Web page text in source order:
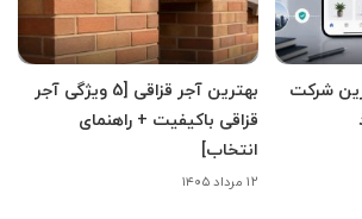
شرکت
بهترین آجر قزاقی [5 ویژگی آجر
قزاقی باکیفیت + راهنمای
انتخاب]
۱۲ مرداد ۱۴۰۵